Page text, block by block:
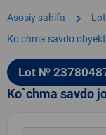
Asosiy sahifa chevron_right
Koʻchma savdo
Lot №
Ko`chma savdo